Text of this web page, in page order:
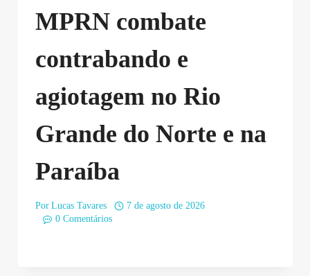
MPRN combate
contrabando e
agiotagem no Rio
Grande do Norte e na
Paraíba
Por Lucas Tavares
7 de agosto de 2026
0 Comentários